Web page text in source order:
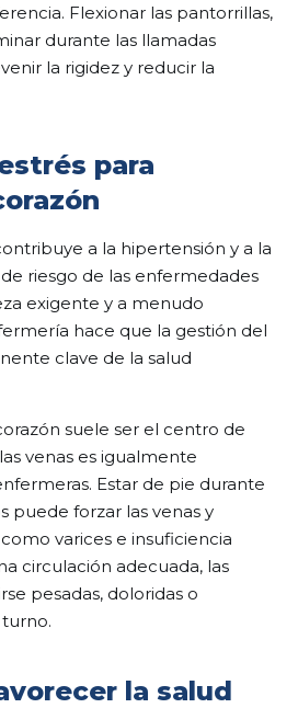
Flexionar las pantorrillas,
durante las llamadas
la rigidez y reducir la
para
a la hipertensión y a la
riesgo de las enfermedades
exigente y a menudo
hace que la gestión del
clave de la salud
suele ser el centro de
venas es igualmente
Estar de pie durante
puede forzar las venas y
varices e insuficiencia
circulación adecuada, las
pesadas, doloridas o
la salud